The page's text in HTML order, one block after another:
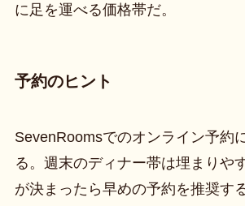
に足を運べる価格帯だ。
予約のヒント
SevenRoomsでのオンライン予約
る。週末のディナー帯は埋まりや
が決まったら早めの予約を推奨す